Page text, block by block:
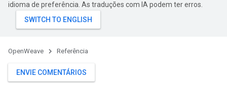
idioma de preferência. As traduções com IA podem ter erros.
OpenWeave Referência
ENVIE COMENTÁRIOS